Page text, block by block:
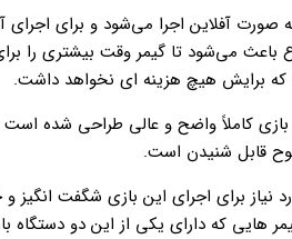
صورت آفلاین اجرا می‌شود و برای اجرای
باعث می‌شود تا گیمر وقت بیشتری را
که برایش هیچ هزینه ای نخواهد داشت.
کاملاً واضح و عالی طراحی شده
قابل شنیدن است.
هایی که دارای یکی از این دو دستگاه